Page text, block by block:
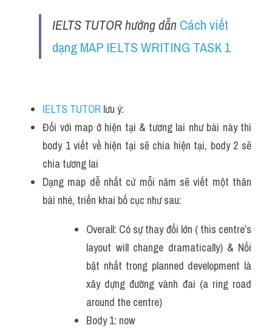
IELTS TUTOR hướng dẫn Cách viết
dạng MAP IELTS WRITING TASK 1
IELTS TUTOR lưu ý:
Đối với map ở hiện tại & tương lai như bài này thì
body 1 viết về hiện tại sẽ chia hiện tại, body 2 sẽ
chia tương lai
Dạng map dễ nhất cứ mỗi năm sẽ viết một thân
bài nhé, triển khai bố cục như sau:
Overall: Có sự thay đổi lớn ( this centre’s
layout will change dramatically) & Nổi
bật nhất trong planned development là
xây dựng đường vành đai (a ring road
around the centre)
Body 1: now